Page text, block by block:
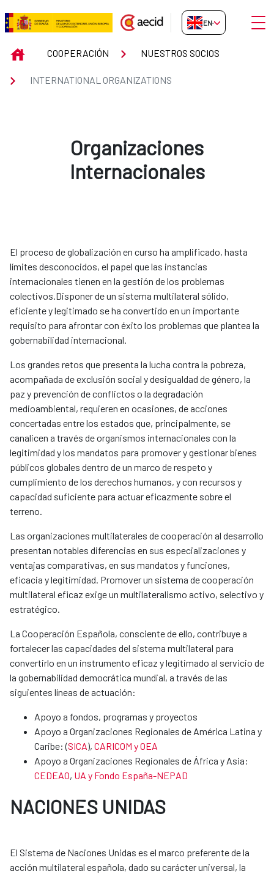
Skip to Main Content
INTERNATIONAL
EN-GB
INICIOCOOPERACIÓN NUESTROS SOCIOS
INTERNATIONAL ORGANIZATIONS
Organizaciones
Internacionales
El proceso de globalización en curso ha amplificado, hasta
límites desconocidos, el papel que las instancias
internacionales tienen en la gestión de los problemas
colectivos.Disponer de un sistema multilateral sólido,
eficiente y legitimado se ha convertido en un importante
requisito para afrontar con éxito los problemas que plantea la
gobernabilidad internacional.
Los grandes retos que presenta la lucha contra la pobreza,
acompañada de exclusión social y desigualdad de género, la
paz y prevención de conflictos o la degradación
medioambiental, requieren en ocasiones, de acciones
concertadas entre los estados que, principalmente, se
canalicen a través de organismos internacionales con la
legitimidad y los mandatos para promover y gestionar bienes
públicos globales dentro de un marco de respeto y
cumplimiento de los derechos humanos, y con recursos y
capacidad suficiente para actuar eficazmente sobre el
terreno.
Las organizaciones multilaterales de cooperación al desarrollo
presentan notables diferencias en sus especializaciones y
ventajas comparativas, en sus mandatos y funciones,
eficacia y legitimidad. Promover un sistema de cooperación
multilateral eficaz exige un multilateralismo activo, selectivo y
estratégico.
La Cooperación Española, consciente de ello, contribuye a
fortalecer las capacidades del sistema multilateral para
convertirlo en un instrumento eficaz y legitimado al servicio de
la gobernabilidad democrática mundial, a través de las
siguientes líneas de actuación:
Apoyo a fondos, programas y proyectos
Apoyo a Organizaciones Regionales de América Latina y
Caribe: (SICA), CARICOM y OEA
Apoyo a Organizaciones Regionales de África y Asia:
CEDEAO, UA y Fondo España-NEPAD
NACIONES UNIDAS
El Sistema de Naciones Unidas es el marco preferente de la
acción multilateral española, dado su carácter universal, la